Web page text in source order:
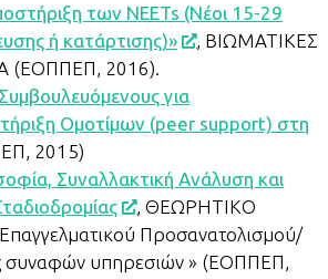
των NEETs (Νέοι 15-29
ή κατάρτισης)»
, ΒΙΩΜΑΤΙΚΕΣ
(ΕΟΠΠΕΠ, 2016).
για
Ομοτίμων (peer support) στη
2015)
Συναλλακτική Ανάλυση και
, ΘΕΩΡΗΤΙΚΟ
Προσανατολισμού/
συναφών υπηρεσιών » (ΕΟΠΠΕΠ,